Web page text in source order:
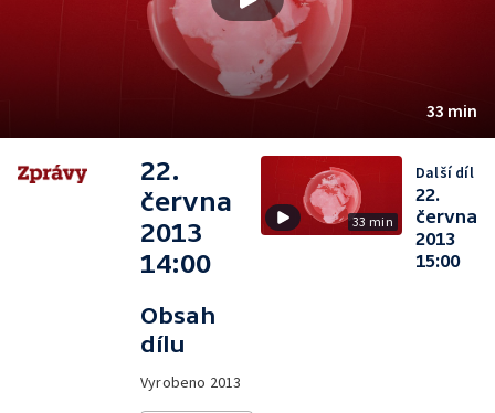
33 min
22.
června
2013
14:00
Obsah
dílu
Vyrobeno 2013
33 min
Další díl
22.
června
2013
15:00